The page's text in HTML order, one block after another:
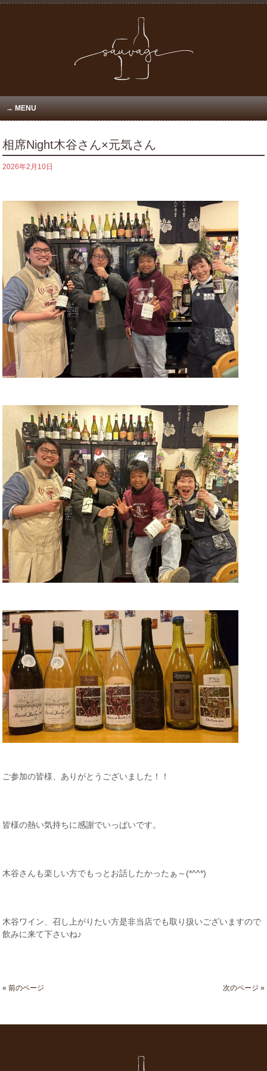
MENU
相席Night木谷さん×元気さん
2026年2月10日
ご参加の皆様、ありがとうございました！！
皆様の熱い気持ちに感謝でいっぱいです。
木谷さんも楽しい方でもっとお話したかったぁ～(*^^*)
木谷ワイン、召し上がりたい方是非当店でも取り扱いございますので
飲みに来て下さいね♪
« 前のページ 次のページ »